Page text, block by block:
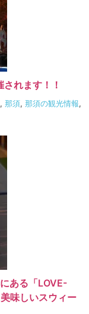
れます！！
, 那須, 那須の観光情報,
ある「LOVE-
味しいスウィー